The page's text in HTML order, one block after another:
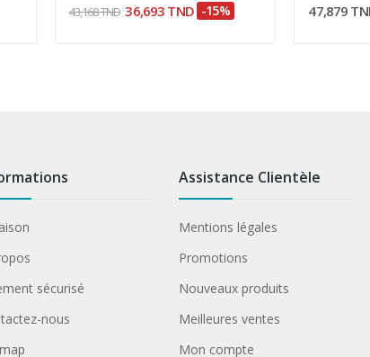
43,168 TND 36,693 TND -15% 47,879
sécurisé
nous
Assistance Clientèle
Mentions légales
Promotions
Nouveaux produits
Meilleures ventes
Mon compte